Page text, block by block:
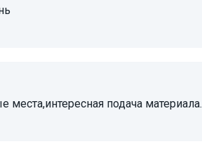
места,интересная подача материала.